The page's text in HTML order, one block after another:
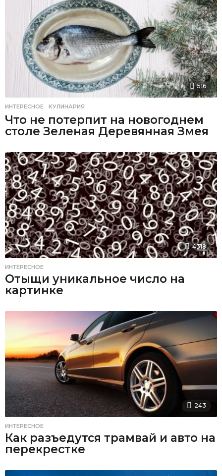
516
ИНТЕРЕСНОЕ ,КУЛИНАРИЯ
Что не потерпит на новогоднем
столе Зеленая Деревянная Змея
4318
ИНТЕРЕСНОЕ
Отыщи уникальное число на
картинке
243
ИНТЕРЕСНОЕ
Как разъедутся трамвай и авто на
перекрестке